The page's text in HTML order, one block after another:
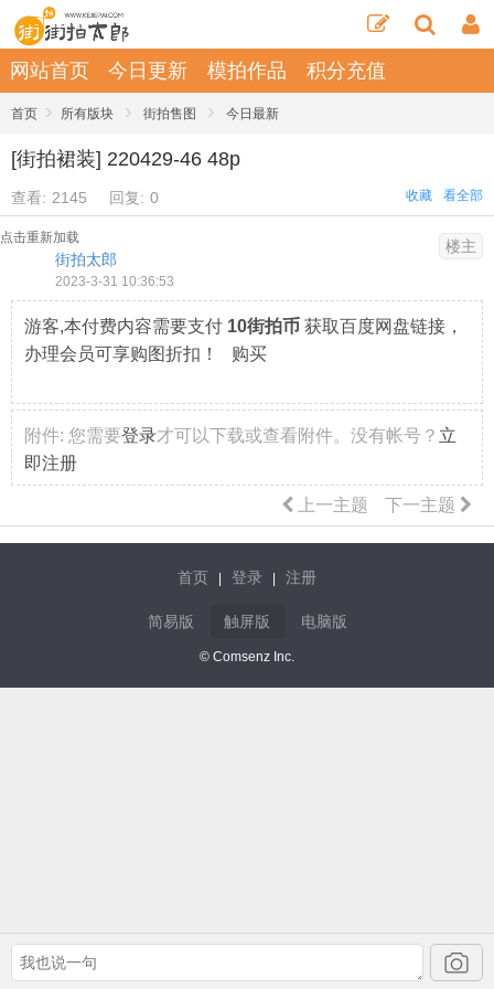
网站首页 今日更新 模拍作品 积分充值
首页 › 所有版块 › 街拍售图 › 今日最新
[街拍裙装] 220429-46 48p
查看: 2145 回复: 0 看全部
收藏
点击重新加载
街拍太郎
2023-3-31 10:36:53
楼主
游客,本付费内容需要支付 10街拍币 获取百度网盘链接，
办理会员可享购图折扣！ 购买
附件: 您需要登录才可以下载或查看附件。没有帐号？ 立
即注册
下一主题
上一主题
首页 登录 注册
简易版 触屏版 电脑版
© Comsenz Inc.